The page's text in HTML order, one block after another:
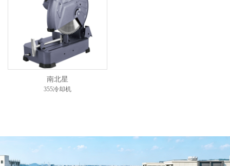
南北星
355冷却机